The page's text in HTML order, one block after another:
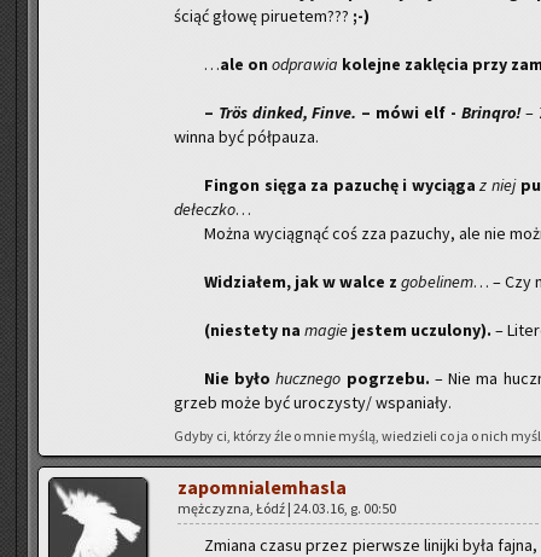
ściąć głowę pi­ru­etem??? ;-)
…ale on od­pra­wia ko­lej­ne za­klę­cia przy
– Trös din­ked, Finve. – mówi elf - Bri­nqro!–
win­na być pół­pau­za.
Fin­gon sięga za pa­zu­chę i wy­cią­gaz niej
de­łecz­ko…
Można wy­cią­gnąć coś zza pa­zu­chy, ale nie
Wi­dzia­łem, jak w walce z go­be­li­nem… – Czy
(nie­ste­ty na magie je­stem uczu­lo­ny). –
Nie byłohucz­ne­go po­grze­bu. – Nie ma
grzeb może być uro­czy­sty/ wspa­nia­ły.
Gdyby ci, któ­rzy źle o mnie myślą, wie­dzie­li co ja o nich
za­po­mnia­lem­ha­sla
męż­czy­zna, Łódź | 24.03.16, g. 00:50
Zmia­na czasu przez pierw­sze li­nij­ki była